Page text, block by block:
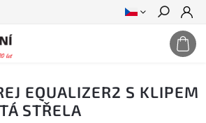
Hledat
EQUALIZER2 S KLIPEM
STŘELA